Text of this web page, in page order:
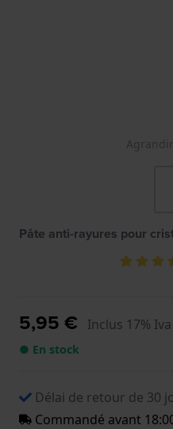
Pâte anti-rayures pour
5,95 € Inclus 17% Iva
● En stock
Délai de retour de 30
Commandé avant